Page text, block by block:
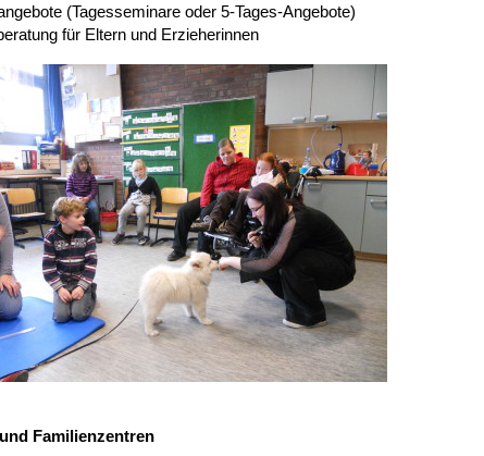
(Tagesseminare oder 5-Tages-Angebote)
für Eltern und Erzieherinnen
Familienzentren